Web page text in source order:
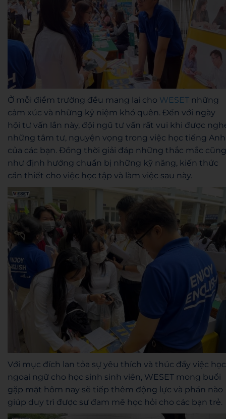
Ở mỗi điểm trường đều mang lại cho WESET những
cảm xúc và những kỷ niệm khó quên. Đến với ngày
hội tư vấn lần này, đội ngũ tư vấn rất vui khi được
những tâm tư, nguyện vọng trong việc học tiếng Anh
của các bạn. Đồng thời giải đáp những thắc mắc cũng
như định hướng chuẩn bị những kỹ năng, kiến thức
cần thiết cho việc học tập và làm việc sau này.
Với mục đích lan tỏa sự yêu thích và thúc đẩy việc học
ngoại ngữ cho học sinh sinh viên, WESET mong buổi
gặp mặt hôm nay sẽ tiếp thêm động lực và phần nào
giúp duy trì được sự đam mê học hỏi cho các bạn trẻ.